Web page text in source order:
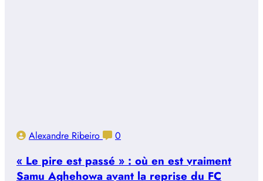
Alexandre Ribeiro 0
« Le pire est passé » : où en est vraiment
Samu Aghehowa avant la reprise du FC